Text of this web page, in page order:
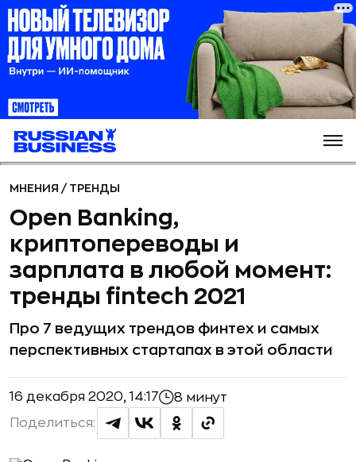
МНЕНИЯ / ТРЕНДЫ
Open Banking,
криптопереводы и
зарплата в любой момент:
тренды fintech 2021
Про 7 ведущих трендов финтех и самых
перспективных стартапах в этой области
16 декабря 2020, 14:17 8 минут
Поделиться: